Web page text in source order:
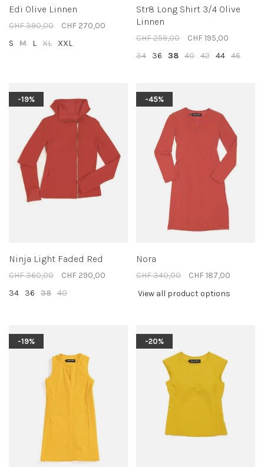
Edi Olive Linnen
CHF 390,00
CHF 270,00
S
M L XL XXL
Str8 Long Shirt 3/4 Olive
Linnen
CHF 259,00
CHF 195,00
34
36 38 40 42 44 46
-19%
Ninja Light Faded Red
CHF 360,00
CHF 290,00
34
36 38 40
-45%
Nora
CHF 340,00
CHF 187,00
View all product options
-19% -20%